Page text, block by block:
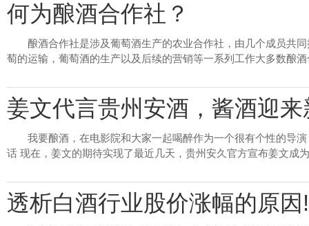
何为酿酒合作社？
酿酒合作社是涉及葡萄酒生产的农业合作社，由几个成员共
萄的运输，葡萄酒的生产以及后续的营销等一系列工作大多数酿
姜文代言贵州安酒，酱酒迎来
我要酿酒，在电影院和大家一起喝醉作为一个很有个性的导
话 现在，姜文的期待实现了最近几天，贵州安久官方宣布姜文成
透析白酒行业股价涨幅的原因!